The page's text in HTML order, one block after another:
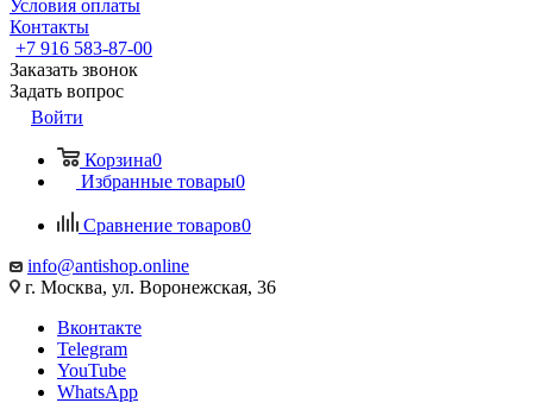
Условия оплаты
Контакты
+7 916 583-87-00
Заказать звонок
Задать вопрос
Войти
Корзина0
Избранные товары0
Сравнение товаров0
info@antishop.online
г. Москва, ул. Воронежская, 36
Вконтакте
Telegram
YouTube
WhatsApp